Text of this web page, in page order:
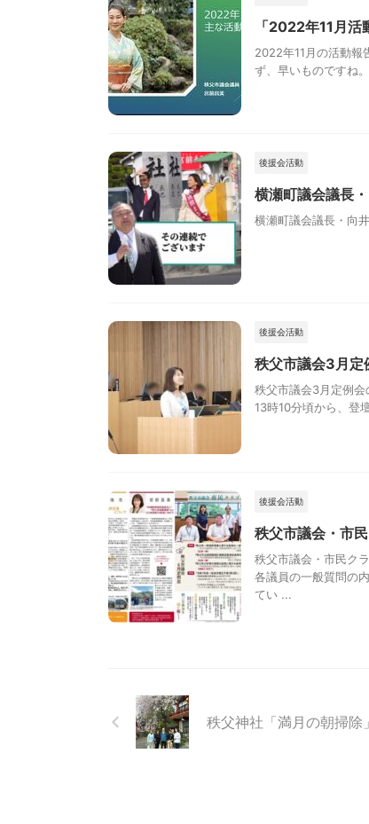
「2022年11月活
2022年11月の活動報
ず、早いものですね。
後援会活動
横瀬町議会議長
横瀬町議会議長・向
後援会活動
秩父市議会3月定
秩父市議会3月定例
13時10分頃から、登
後援会活動
秩父市議会・市
秩父市議会・市民ク
各議員の一般質問の
てい ...
秩父神社「満月の朝掃除」